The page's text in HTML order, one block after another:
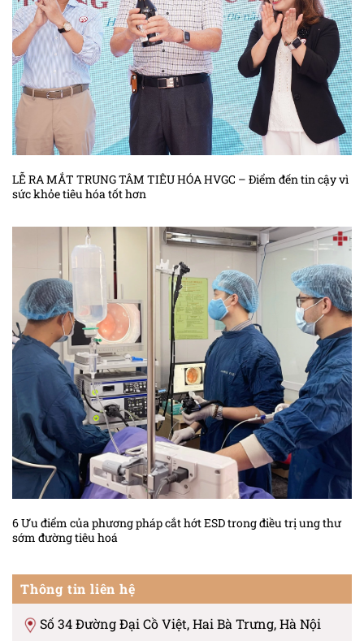
LỄ RA MẮT TRUNG TÂM TIÊU HÓA HVGC – Điểm đến tin cậy vì
sức khỏe tiêu hóa tốt hơn
6 Ưu điểm của phương pháp cắt hớt ESD trong điều trị ung thư
sớm đường tiêu hoá
Thông tin liên hệ
Số 34 Đường Đại Cồ Việt, Hai Bà Trưng, Hà Nội